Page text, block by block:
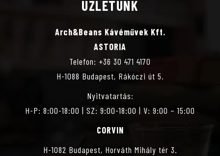
ÜZLETÜNK
Arch&Beans Kávéművek Kft.
ASTORIA
Telefon: +36 30 471 4170
H-1088 Budapest, Rákóczi út 5.
Nyitvatartás:
H-P: 8:00-18:00 | SZ: 9:00-18:00 | V: 9:00 – 15:00
CORVIN